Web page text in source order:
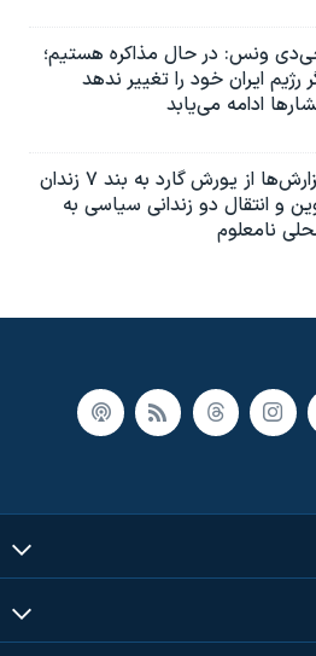
ونس: در حال مذاکره هستیم؛
رژیم ایران خود را تغییر ندهد
ادامه می‌یابد
گزارش‌ها از یورش گارد به بند ۷ زندان
و انتقال دو زندانی سیاسی به
نامعلوم